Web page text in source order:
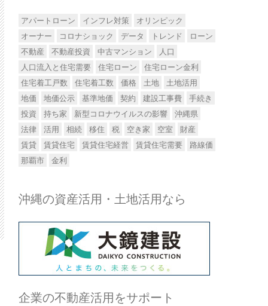
アパートローン インフレ対策
オリンピック
オーナー
コロナショック データ トレンド
ローン
不動産
不動産投資 中古マンション
人口
人口流入と住宅需要
住宅ローン
住宅ローン金利
住宅着工戸数
住宅着工数 価格 土地
土地活用
地価
地価公示 基準地価 契約 建設工事費
手続き
投資
持ち家 新型コロナウイルスの影響
沖縄県
法律
活用 相続 移住 税 空き家 空室
財産
賃貸
賃貸住宅 賃貸住宅経営 賃貸住宅需要
路線価
那覇市
金利
沖縄の資産活用・土地活用なら
企業の不動産活用をサポート